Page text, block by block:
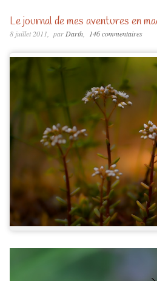
Le journal de mes aventures en
8 juillet 2011 par Darth 146 commentaires